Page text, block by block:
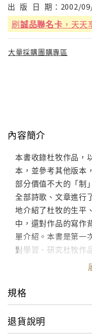
出 版 日 期： 2002/
刷誠品聯名卡 ，天
大量採購團購專區
內容簡介
本書收錄杜牧作品，
本，並參考其他版本
部分價值不大的「制
全部詩歌、文章進行
地介紹了杜牧的生平
中，還對作品的寫作
單介紹。本書是第一
對學習、研究杜牧作
規格
退貨說明